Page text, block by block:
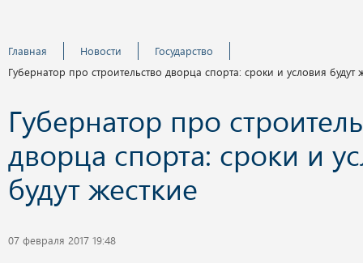
Главная Новости
Государство
Губернатор про строительство дворца спорта: сроки и условия будут
Губернатор про
дворца спорта: сроки и
будут жесткие
07 февраля 2017 19:48